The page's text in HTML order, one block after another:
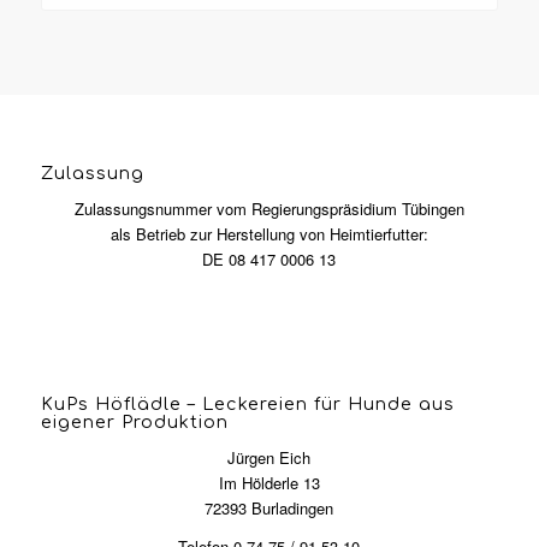
Zulassung
Zulassungsnummer vom Regierungspräsidium Tübingen
als Betrieb zur Herstellung von Heimtierfutter:
DE 08 417 0006 13
KuPs Höflädle – Leckereien für Hunde aus
eigener Produktion
Jürgen Eich
Im Hölderle 13
72393 Burladingen